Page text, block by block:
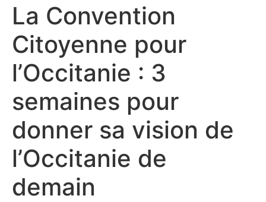
La Convention
Citoyenne pour
l’Occitanie : 3
semaines pour
donner sa vision de
l’Occitanie de
demain